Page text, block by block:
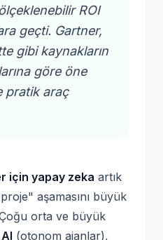
ROI
geçti. Gartner,
gibi kaynakların
göre öne
pratik araç
için yapay zeka artık
aşamasını büyük
orta ve büyük
(otonom ajanlar),